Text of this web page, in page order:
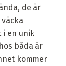
de är
i en unik
båda är
kommer